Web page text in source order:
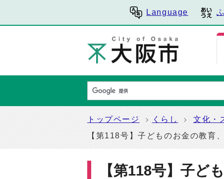
Language
トップページ くらし 文化・
【第118号】子どものお金の教
【第118号】子ど